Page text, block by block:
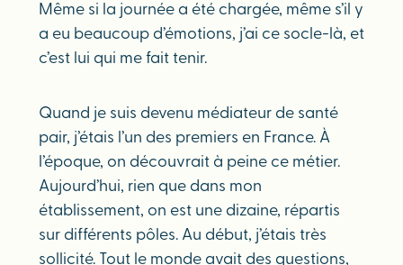
Même si la journée a été chargée, même s’il y
a eu beaucoup d’émotions, j’ai ce socle-là, et
c’est lui qui me fait tenir.
Quand je suis devenu médiateur de santé
pair, j’étais l’un des premiers en France. À
l’époque, on découvrait à peine ce métier.
Aujourd’hui, rien que dans mon
établissement, on est une dizaine, répartis
sur différents pôles. Au début, j’étais très
sollicité. Tout le monde avait des questions,